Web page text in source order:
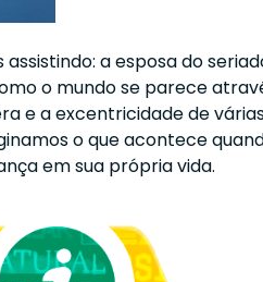
a esposa do
o mundo se parece
e a excentricidade de
o que acontece
em sua própria vida.